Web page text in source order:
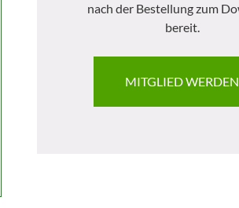
nach der Bestellung zum
bereit.
MITGLIED WERDEN